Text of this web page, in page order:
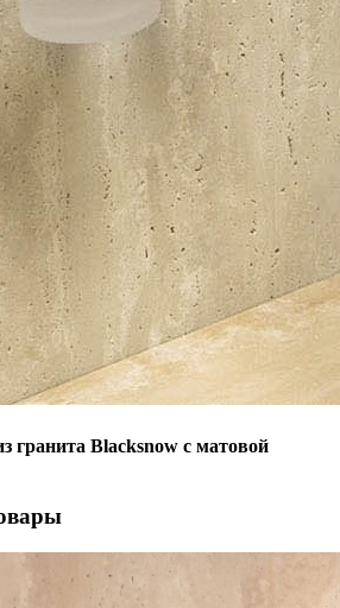
гранита Blacksnow с матовой